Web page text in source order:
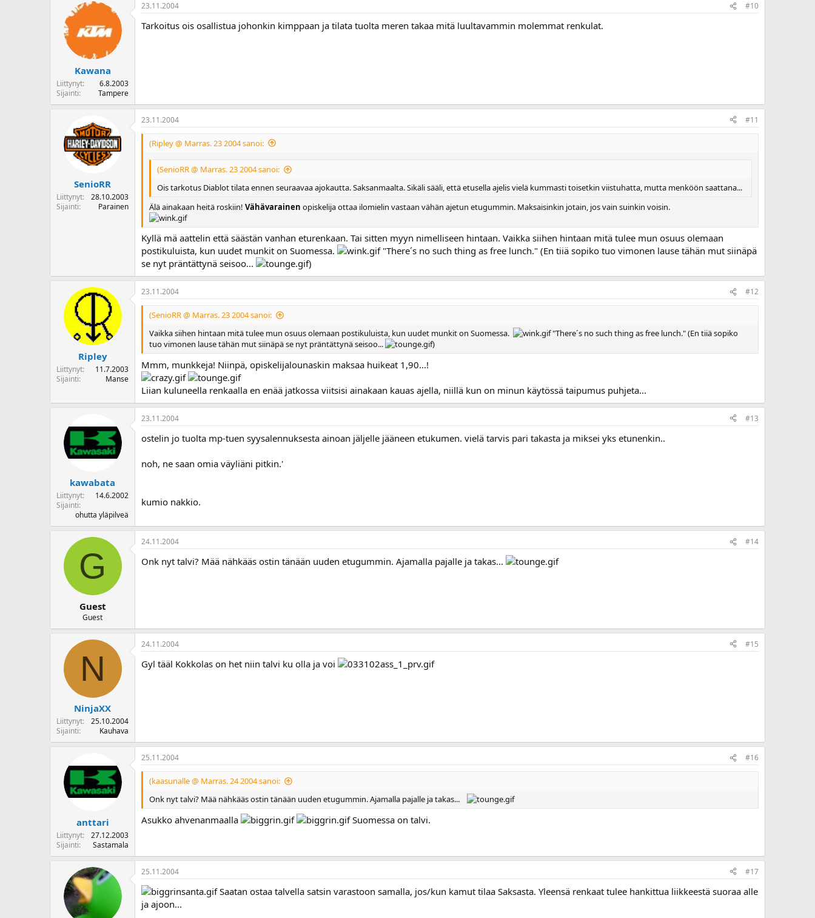
Kawana
Liittynyt
6.8.2003
Sijainti
Tampere
23.11.2004 #10
Tarkoitus ois osallistua johonkin kimppaan ja tilata tuolta meren takaa mitä luultavammin molemmat renkulat.
SenioRR
Liittynyt
28.10.2003
Sijainti
Parainen
23.11.2004 #11
(Ripley @ Marras. 23 2004 sanoi:
(SenioRR @ Marras. 23 2004 sanoi:
Ois tarkotus Diablot tilata ennen seuraavaa ajokautta. Saksanmaalta. Sikäli sääli, että etusella ajelis vielä kummasti toisetkin viistuhatta, mutta menköön saattana...
Älä ainakaan heitä roskiin! Vähävarainen opiskelija ottaa ilomielin vastaan vähän ajetun etugummin. Maksaisinkin jotain, jos vain suinkin voisin.
Kyllä mä aattelin että säästän vanhan eturenkaan. Tai sitten myyn nimelliseen hintaan. Vaikka siihen hintaan mitä tulee mun osuus olemaan
postikuluista, kun uudet munkit on Suomessa.
"There´s no such thing as free lunch." (En tiiä sopiko tuo vimonen lause tähän mut siinäpä
se nyt präntättynä seisoo...
)
Ripley
Liittynyt
11.7.2003
Sijainti
Manse
23.11.2004 #12
(SenioRR @ Marras. 23 2004 sanoi:
Vaikka siihen hintaan mitä tulee mun osuus olemaan postikuluista, kun uudet munkit on Suomessa.
"There´s no such thing as free lunch." (En tiiä sopiko
tuo vimonen lause tähän mut siinäpä se nyt präntättynä seisoo...
)
Mmm, munkkeja! Niinpä, opiskelijalounaskin maksaa huikeat 1,90...!
Liian kuluneella renkaalla en enää jatkossa viitsisi ainakaan kauas ajella, niillä kun on minun käytössä taipumus puhjeta...
kawabata
Liittynyt
14.6.2002
Sijainti
ohutta yläpilveä
23.11.2004 #13
ostelin jo tuolta mp-tuen syysalennuksesta ainoan jäljelle jääneen etukumen. vielä tarvis pari takasta ja miksei yks etunenkin..
noh, ne saan omia väyliäni pitkin.'
kumio nakkio.
G
Guest
Guest
24.11.2004 #14
Onk nyt talvi? Mää nähkääs ostin tänään uuden etugummin. Ajamalla pajalle ja takas...
N
NinjaXX
Liittynyt
25.10.2004
Sijainti
Kauhava
24.11.2004 #15
Gyl tääl Kokkolas on het niin talvi ku olla ja voi
anttari
Liittynyt
27.12.2003
Sijainti
Sastamala
25.11.2004 #16
(kaasunalle @ Marras. 24 2004 sanoi:
Onk nyt talvi? Mää nähkääs ostin tänään uuden etugummin. Ajamalla pajalle ja takas...
Asukko ahvenanmaalla Suomessa on talvi.
25.11.2004 #17
Saatan ostaa talvella satsin varastoon samalla, jos/kun kamut tilaa Saksasta. Yleensä renkaat tulee hankittua liikkeestä suoraa alle
ja ajoon...